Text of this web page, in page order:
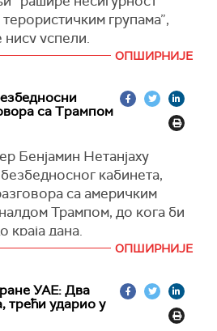
до “закључења тих
групама”,
нису успели.
пакистанским министром
Мохсином Наквијем,
казао да су ови планови
“сарадњи и
њихове територије против
је агенцијаФарс.
је вредан и похвалан чин.
је истовремено захвалио
Авганистану “на томе што
какву акцију против
ОПШИРНИЈЕ
са Трампом
Бенјамин Нетанјаху
кабинета,
са америчким
Трампом, до кога би
краја дана.
у вези са Ираном",
састанка кабинета
канцеларији у
да се Сједињене
ОПШИРНИЈЕ
УАЕ: Два
трећи ударио у